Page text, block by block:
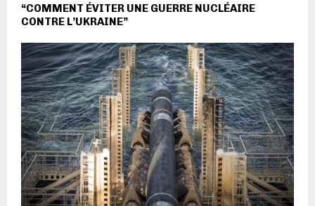
“COMMENT ÉVITER UNE GUERRE NUCLÉAIRE
CONTRE L’UKRAINE”